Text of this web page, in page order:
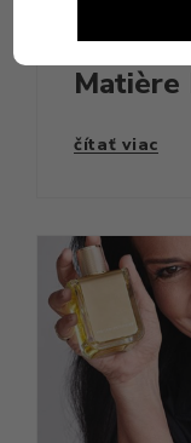
PARFUMOV
Matière
čítať viac